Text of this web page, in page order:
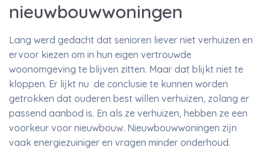
nieuwbouwwoningen
Lang werd gedacht dat senioren liever niet verhuizen en
ervoor kiezen om in hun eigen vertrouwde
woonomgeving te blijven zitten. Maar dat blijkt niet te
kloppen. Er lijkt nu de conclusie te kunnen worden
getrokken dat ouderen best willen verhuizen, zolang er
passend aanbod is. En als ze verhuizen, hebben ze een
voorkeur voor nieuwbouw. Nieuwbouwwoningen zijn
vaak energiezuiniger en vragen minder onderhoud.